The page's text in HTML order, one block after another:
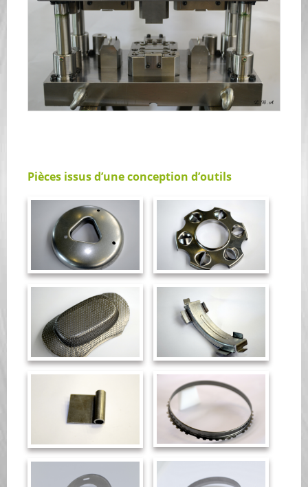
Pièces issus d’une conception d’outils